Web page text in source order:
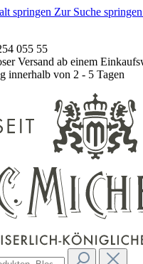
springen Zur Suche springen
055 55
Versand ab einem
innerhalb von 2 - 5 Tagen